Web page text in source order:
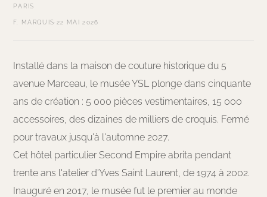
PARIS
F. MARQUIS· 22 MAI 2026
Installé dans la maison de couture historique du 5
avenue Marceau, le musée YSL plonge dans cinquante
ans de création : 5 000 pièces vestimentaires, 15 000
accessoires, des dizaines de milliers de croquis. Fermé
pour travaux jusqu'à l'automne 2027.
Cet hôtel particulier Second Empire abrita pendant
trente ans l'atelier d'Yves Saint Laurent, de 1974 à 2002.
Inauguré en 2017, le musée fut le premier au monde